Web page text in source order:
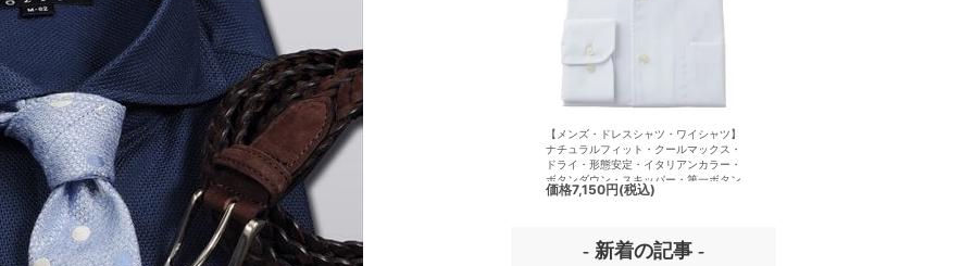
【メンズ・ドレスシャツ・ワイシャツ】
ナチュラルフィット・ブロード・ダブル
カフス・ホリゾンタルカラー・カッタウ
ェイ・クレリック
価格8,800円
【メンズ・ドレスシャツ・ワイシャツ】
ナチュラルフィット・クールマックス・
ドライ・形態安定・イタリアンカラー・
ボタンダウン・スキッパー・第一ボタン
無し
価格7,150円(税込)
- 新着の記事 -